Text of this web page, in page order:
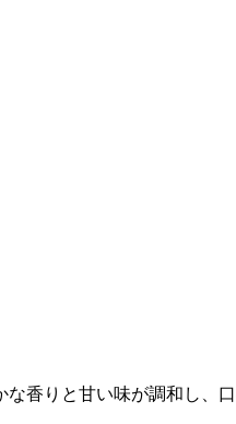
な香りと甘い味が調和し、